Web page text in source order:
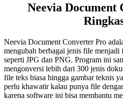
Neevia Document
Neevia Document Converter Pro
mengubah berbagai jenis file menjadi
seperti JPG dan PNG. Program ini
mengonversi lebih dari 300 jenis
file teks biasa hingga gambar teknis
perlu khawatir kalau punya file
karena software ini bisa membantu